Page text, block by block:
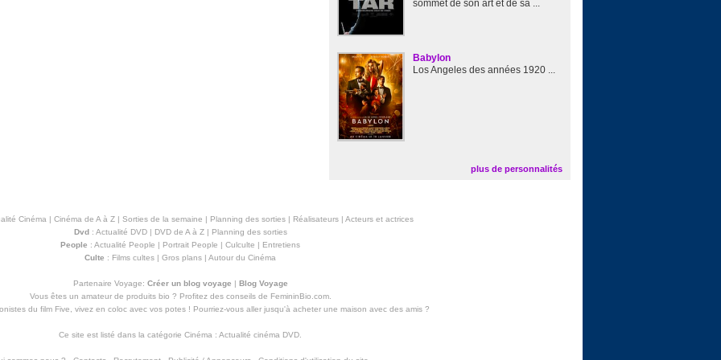
sommet de son art et de sa ...
Babylon
Los Angeles des années 1920 ...
plus de personnalités
Cinéma | Cinéma de A à Z| Sorties de la semaine | Planning des sorties| Réalisateurs| Acteurs et actrices
Dvd: Actualité DVD| DVD de A à Z| Planning des sorties
People : Actualité People | Portrait People | Culculte | Entretiens
Culte : Films cultes | Gros plans | Autour du Cinéma
Partenaire Voyage: Créer un blog voyage | Blog Voyage
Vous êtes un amateur de produits bio ? Profitez des conseils de FemininBio.com.
du film Five, vivez en coloc avec vos potes ! Pourriez-vous aller jusqu'à acheter une maison avec des amis?
Ce site est listé dans la catégorie Cinéma : Actualité cinéma DVD